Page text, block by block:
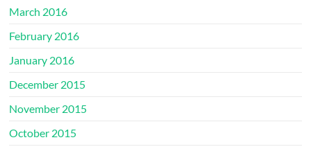
March 2016
February 2016
January 2016
December 2015
November 2015
October 2015